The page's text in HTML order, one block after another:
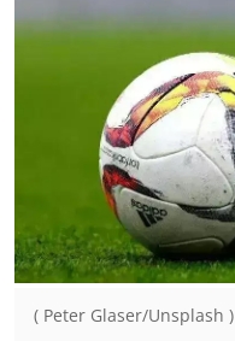
( Peter Glaser/Unsplash )